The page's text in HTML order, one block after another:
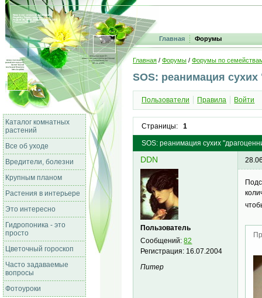
Главная Форумы
Каталог комнатных
растений
Все об уходе
Вредители, болезни
Крупным планом
Растения в интерьере
Это интересно
Гидропоника - это
просто
Цветочный гороскоп
Часто задаваемые
вопросы
Фотоуроки
Главная / Форумы / Форумы по
SOS: реанимация
Пользователи Правила Войти
Страницы: 1
SOS: реанимация сухих
DDN
Пользователь
Сообщений:82
Регистрация: 16.07.2004
Питер